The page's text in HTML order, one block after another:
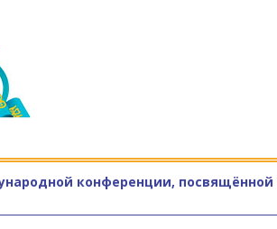
конференции,